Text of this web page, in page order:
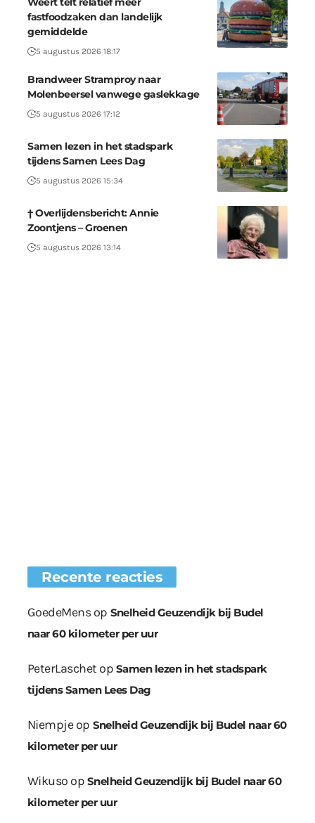
fastfoodzaken dan landelijk
gemiddelde
5 augustus 2026 18:17
Brandweer Stramproy naar
Molenbeersel vanwege gaslekkage
5 augustus 2026 17:12
Samen lezen in het stadspark
tijdens Samen Lees Dag
5 augustus 2026 15:34
† Overlijdensbericht: Annie
Zoontjens – Groenen
5 augustus 2026 13:14
Recente reacties
GoedeMensop Snelheid Geuzendijk bij Budel
naar 60 kilometer per uur
PeterLaschetop Samen lezen in het stadspark
tijdens Samen Lees Dag
Niempjeop Snelheid Geuzendijk bij Budel naar 60
kilometer per uur
Wikuso op Snelheid Geuzendijk bij Budel naar 60
kilometer per uur